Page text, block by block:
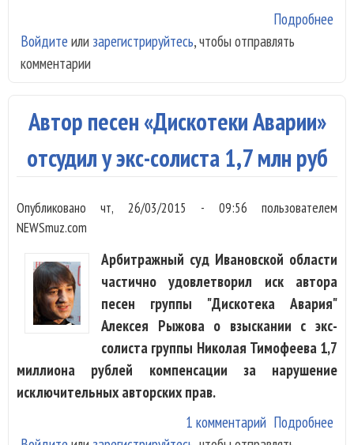
Подробнее
Войдите или зарегистрируйтесь, чтобы отправлять
комментарии
Автор песен «Дискотеки Аварии»
отсудил у экс-солиста 1,7 млн руб
Опубликованочт, 26/03/2015 - 09:56 пользователем
NEWSmuz.com
Арбитражный суд Ивановской области
частично удовлетворил иск автора
песен группы "Дискотека Авария"
Алексея Рыжова о взыскании с экс-
солиста группы Николая Тимофеева 1,7
миллиона рублей компенсации за нарушение
исключительных авторских прав.
Подробнее
1 комментарий